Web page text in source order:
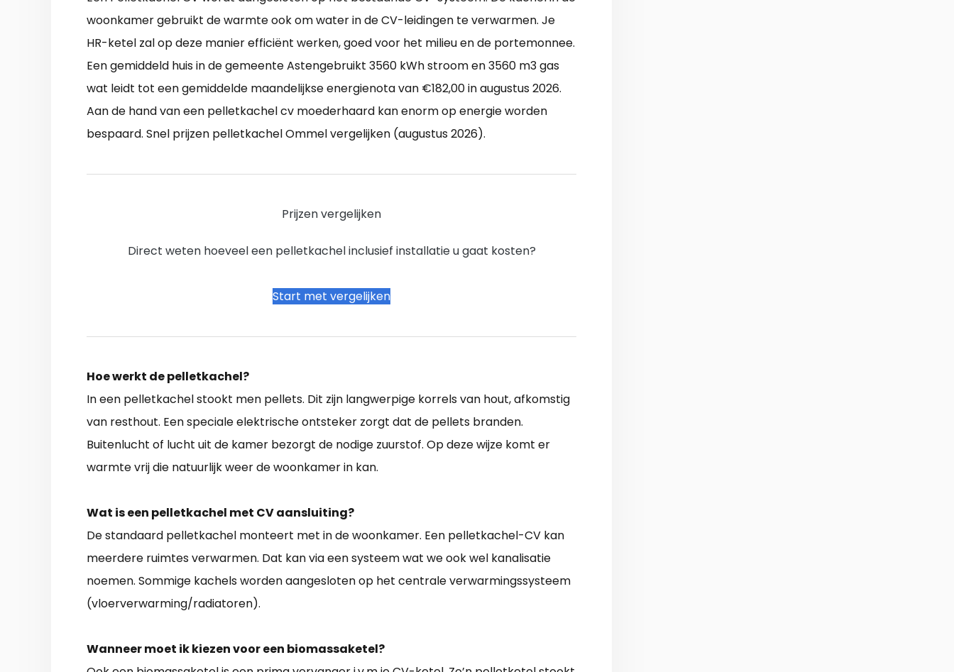
woonkamer gebruikt de warmte ook om water in de CV-leidingen te verwarmen. Je
HR-ketel zal op deze manier efficiënt werken, goed voor het milieu en de portemonnee.
Een gemiddeld huis in de gemeente Astengebruikt 3560 kWh stroom en 3560 m3 gas
wat leidt tot een gemiddelde maandelijkse energienota van €182,00 in augustus 2026.
Aan de hand van een pelletkachel cv moederhaard kan enorm op energie worden
bespaard. Snel prijzen pelletkachel Ommel vergelijken (augustus 2026).
Prijzen vergelijken
Direct weten hoeveel een pelletkachel inclusief installatie u gaat kosten?
Start met vergelijken
Hoe werkt de pelletkachel?
In een pelletkachel stookt men pellets. Dit zijn langwerpige korrels van hout, afkomstig
van resthout. Een speciale elektrische ontsteker zorgt dat de pellets branden.
Buitenlucht of lucht uit de kamer bezorgt de nodige zuurstof. Op deze wijze komt er
warmte vrij die natuurlijk weer de woonkamer in kan.
Wat is een pelletkachel met CV aansluiting?
De standaard pelletkachel monteert met in de woonkamer. Een pelletkachel-CV kan
meerdere ruimtes verwarmen. Dat kan via een systeem wat we ook wel kanalisatie
noemen. Sommige kachels worden aangesloten op het centrale verwarmingssysteem
(vloerverwarming/radiatoren).
Wanneer moet ik kiezen voor een biomassaketel?